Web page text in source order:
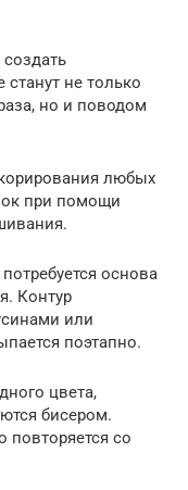
не только
но и поводом
любых
при помощи
основа
Контур
или
поэтапно.
цвета,
бисером.
повторяется со